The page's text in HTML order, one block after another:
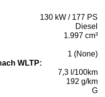
130 kW / 177 PS
Diesel
1.997 cm³
1 (None)
WLTP:
7,3 l/100km
192 g/km
G